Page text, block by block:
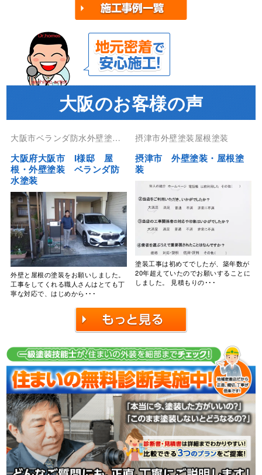
大阪のお客様の声
大阪市ベランダ防水外壁塗装
大阪府大阪市 I様邸 屋
根・外壁塗装 ベランダ防
水塗装
外壁と屋根の塗装をお願いしました。
工事をしてくれる職人さんはとても丁
寧な対応で、はじめから･･･
摂津市外壁塗装屋根塗装
摂津市 外壁塗装・屋根塗
装
塗装工事は初めてでしたが、築年数が
20年超えていたのでお願いすることに
しました。 見積もりの･･･